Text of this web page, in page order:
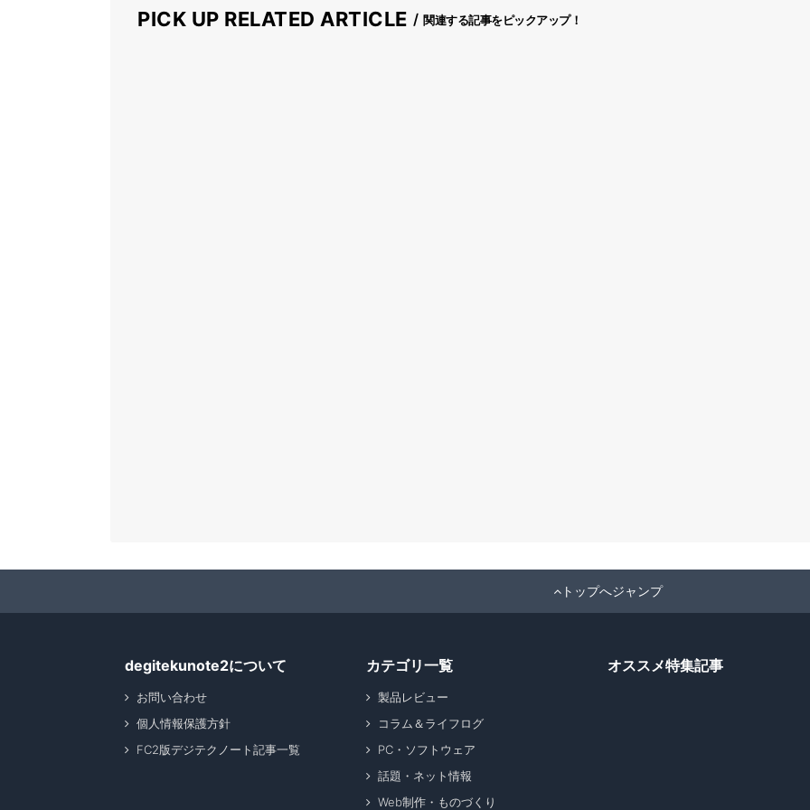
PICK UP RELATED ARTICLE 関連する記事をピックアップ！
トップへジャンプ
degitekunote2について
お問い合わせ
個人情報保護方針
FC2版デジテクノート記事一覧
カテゴリ一覧
製品レビュー
コラム＆ライフログ
PC・ソフトウェア
話題・ネット情報
Web制作・ものづくり
オススメ特集記事